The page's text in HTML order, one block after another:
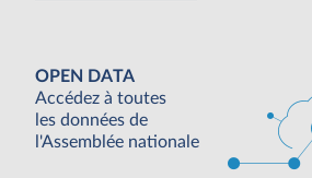
OPEN DATA
Accédez à toutes
les données de
l'Assemblée nationale